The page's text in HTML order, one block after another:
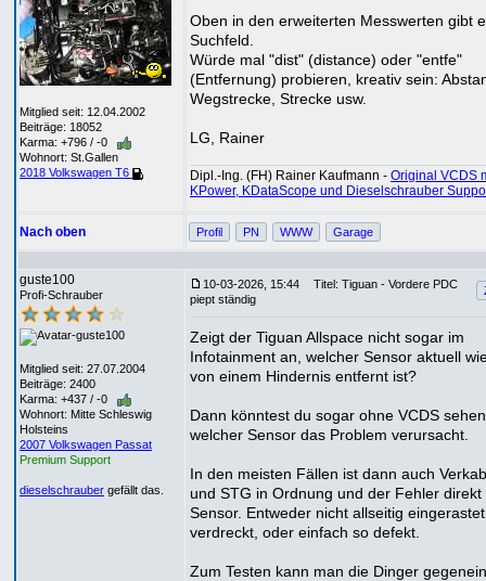
Mitglied seit: 12.04.2002
Beiträge: 18052
Karma: +796 / -0
Wohnort: St.Gallen
2018 Volkswagen T6
Oben in den erweiterten Messwerten gibt
Suchfeld.
Würde mal "dist" (distance) oder "entfe"
(Entfernung) probieren, kreativ sein:
Wegstrecke, Strecke usw.
LG, Rainer
Dipl.-Ing. (FH) Rainer Kaufmann - Original VCDS
KPower, KDataScope und Dieselschrauber
Nach oben Profil PN WWW Garage
guste100
Profi-Schrauber
Mitglied seit: 27.07.2004
Beiträge: 2400
Karma: +437 / -0
Wohnort: Mitte Schleswig
Holsteins
2007 Volkswagen Passat
Premium Support
dieselschrauber gefällt das.
10-03-2026, 15:44
Titel: Tiguan - Vordere PDC
piept ständig
Zeigt der Tiguan Allspace nicht sogar im
Infotainment an, welcher Sensor aktuell
von einem Hindernis entfernt ist?
Dann könntest du sogar ohne VCDS
welcher Sensor das Problem verursacht.
In den meisten Fällen ist dann auch
und STG in Ordnung und der Fehler direkt
Sensor. Entweder nicht allseitig
verdreckt, oder einfach so defekt.
Zum Testen kann man die Dinger